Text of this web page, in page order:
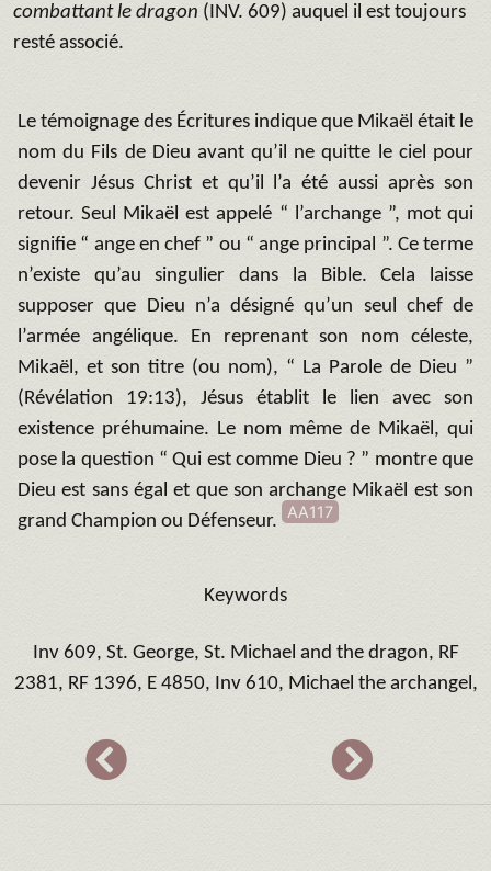
combattant le dragon (INV. 609) auquel il est toujours
resté associé.
Le témoignage des Écritures indique que Mikaël était le
nom du Fils de Dieu avant qu’il ne quitte le ciel pour
devenir Jésus Christ et qu’il l’a été aussi après son
retour. Seul Mikaël est appelé “ l’archange ”, mot qui
signifie “ ange en chef ” ou “ ange principal ”. Ce terme
n’existe qu’au singulier dans la Bible. Cela laisse
supposer que Dieu n’a désigné qu’un seul chef de
l’armée angélique. En reprenant son nom céleste,
Mikaël, et son titre (ou nom), “ La Parole de Dieu ”
(Révélation 19:13), Jésus établit le lien avec son
existence préhumaine. Le nom même de Mikaël, qui
pose la question “ Qui est comme Dieu ? ” montre que
Dieu est sans égal et que son archange Mikaël est son
grand Champion ou Défenseur.
AA117
Keywords
Inv 609, St. George, St. Michael and the dragon, RF
2381, RF 1396, E 4850, Inv 610, Michael the archangel,